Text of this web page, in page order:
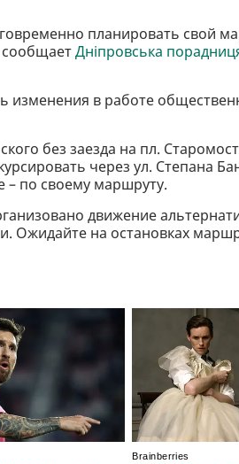
планировать свой
Дніпровська
изменения в работе
без заезда на пл.
через ул. Степана
– по своему маршруту.
движение
Ожидайте на остановках